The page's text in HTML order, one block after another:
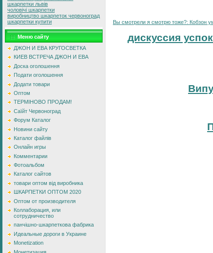
шкарпетки львів
чоловічі шкарпетки
виробництво шкарпеток червоноград
шкарпетки купити
Меню сайту
ДЖОН И ЕВА КРУГОСВЕТКА
КИЕВ ВСТРЕЧА ДЖОН И ЕВА
Доска оголошення
Подати оголошення
Додати товари
Оптом
ТЕРМІНОВО ПРОДАМ!
Саїйт Червоноград
Форум Каталог
Новини сайту
Каталог файлів
Онлайн игры
Комментарии
Фотоальбом
Каталог сайтов
товари оптом від виробника
ШКАРПЕТКИ ОПТОМ 2020
Оптом от производителя
Коллаборация, или
сотрудничество
панчішно-шкарпеткова фабрика
Идеальные дороги в Украине
Monetization
Монетизация
Вы смотрели я смотрю тоже?: Кобзон
дискуссия